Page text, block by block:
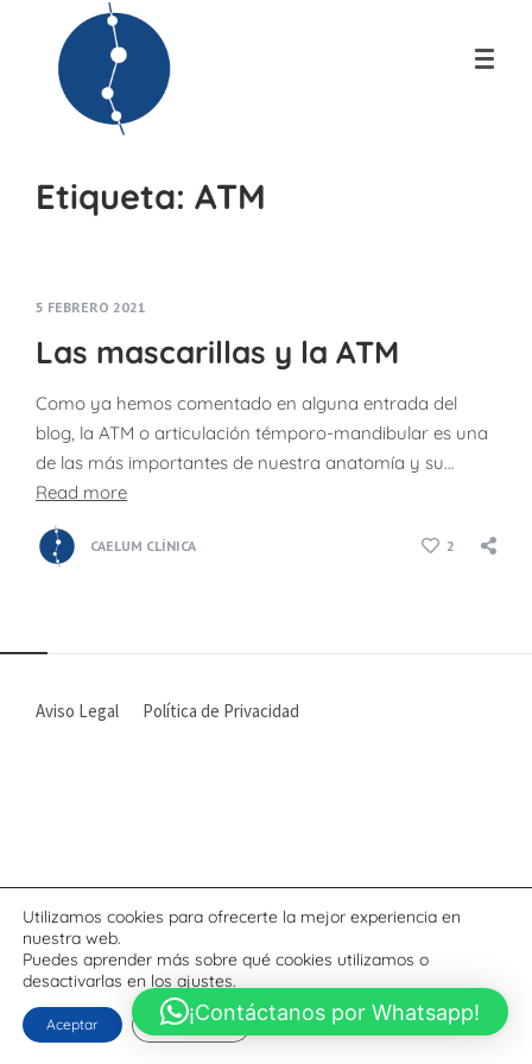
Etiqueta: ATM
5 FEBRERO 2021
Las mascarillas y la ATM
Como ya hemos comentado en alguna entrada del
blog, la ATM o articulación témporo-mandibular es una
de las más importantes de nuestra anatomía y su…
Read more
CAELUM CLÍNICA 2
Aviso Legal Política de Privacidad
Utilizamos cookies para ofrecerte la mejor experiencia en
nuestra web.
Puedes aprender más sobre qué cookies utilizamos o
desactivarlas en los ajustes.
Aceptar Configurar
¡Contáctanos por Whatsapp!